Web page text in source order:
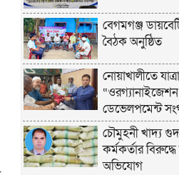
বেগমগঞ্জ
বৈঠক অনুষ্ঠিত
নোয়াখালীতে
ডেভেলপমেন্ট
চৌমুহনী খাদ্য
কর্মকর্তার
অভিযোগ